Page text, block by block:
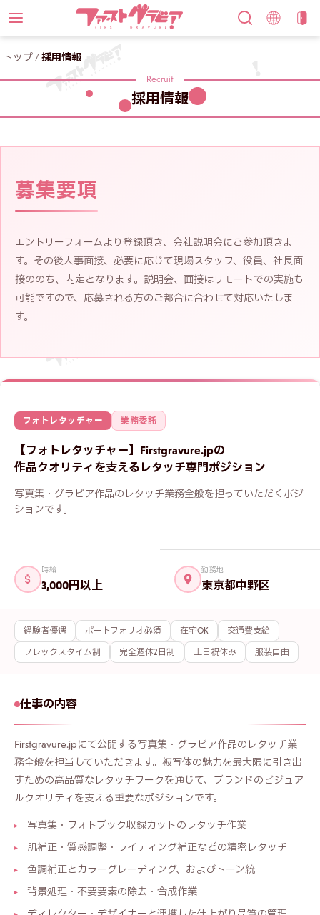
トップ /採用情報
Recruit
採用情報
募集要項
エントリーフォームより登録頂き、会社説明会にご参加頂きま
す。その後人事面接、必要に応じて現場スタッフ、役員、社長面
接ののち、内定となります。説明会、面接はリモートでの実施も
可能ですので、応募される方のご都合に合わせて対応いたしま
す。
フォトレタッチャー 業務委託
【フォトレタッチャー】Firstgravure.jpの
作品クオリティを支えるレタッチ専門ポジション
写真集・グラビア作品のレタッチ業務全般を担っていただくポジ
ションです。
時給
3,000円以上
勤務地
東京都中野区
経験者優遇 ポートフォリオ必須 在宅OK 交通費支給
フレックスタイム制 完全週休2日制 土日祝休み 服装自由
仕事の内容
Firstgravure.jpにて公開する写真集・グラビア作品のレタッチ業
務全般を担当していただきます。被写体の魅力を最大限に引き出
すための高品質なレタッチワークを通じて、ブランドのビジュア
ルクオリティを支える重要なポジションです。
写真集・フォトブック収録カットのレタッチ作業
肌補正・質感調整・ライティング補正などの精密レタッチ
色調補正とカラーグレーディング、およびトーン統一
背景処理・不要要素の除去・合成作業